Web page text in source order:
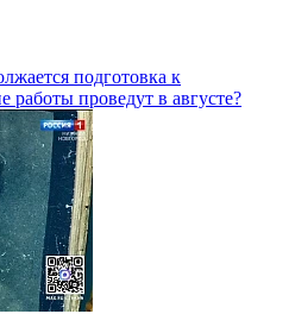
подготовка к
работы проведут в августе?